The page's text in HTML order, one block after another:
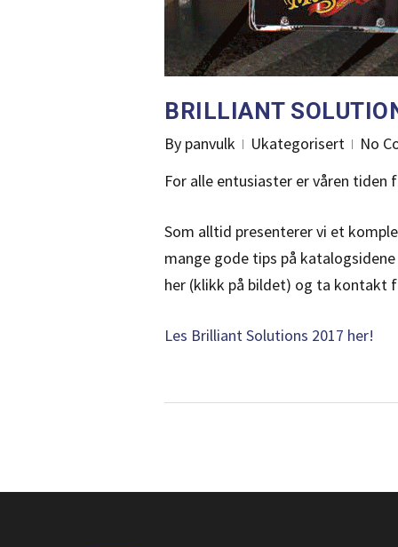
BRILLIANT
By panvulk Ukategorisert
No
For alle entusiaster er våren
Som alltid presenterer vi et
mange gode tips på
her (klikk på bildet) og ta kontakt
Les Brilliant Solutions 2017 her!